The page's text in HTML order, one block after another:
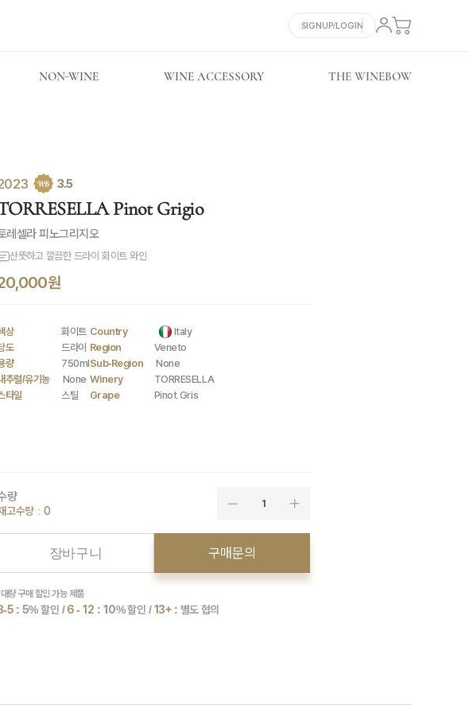
SIGNUP/LOGIN
NON-WINE WINE ACCESSORY THE WINEBOW
3.5
Pinot Grigio
레셀라 피노그리지오
산뜻하고 깔끔한 드라이 화이트 와인
원
상
화이트
도
드라이
량
750ml
추럴/유기농
None
타일
스틸
Country
Italy
Region
Veneto
Sub-Region
None
Winery
TORRESELLA
Grape
Pinot Gris
량
고수량 : 0
1
장바구니 구매문의
량 구매 할인 가능 제품
5 : 5% 할인 /6 - 12 : 10% 할인 /13+ : 별도 협의